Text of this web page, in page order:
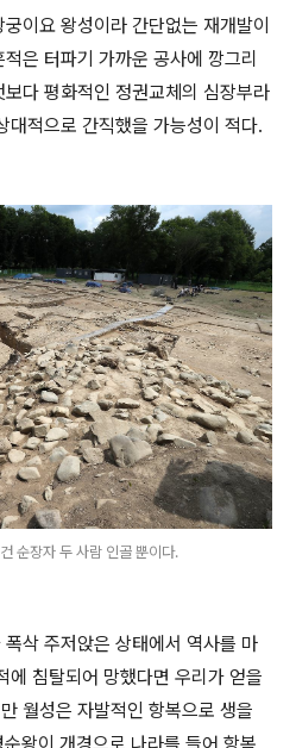
이요 왕성이라 간단없는 재개발이
은 터파기 가까운 공사에 깡그리
다 평화적인 정권교체의 심장부라
대적으로 간직했을 가능성이 적다.
순장자 두 사람 인골 뿐이다.
삭 주저앉은 상태에서 역사를 마
에 침탈되어 망했다면 우리가 얻을
월성은 자발적인 항복으로 생을